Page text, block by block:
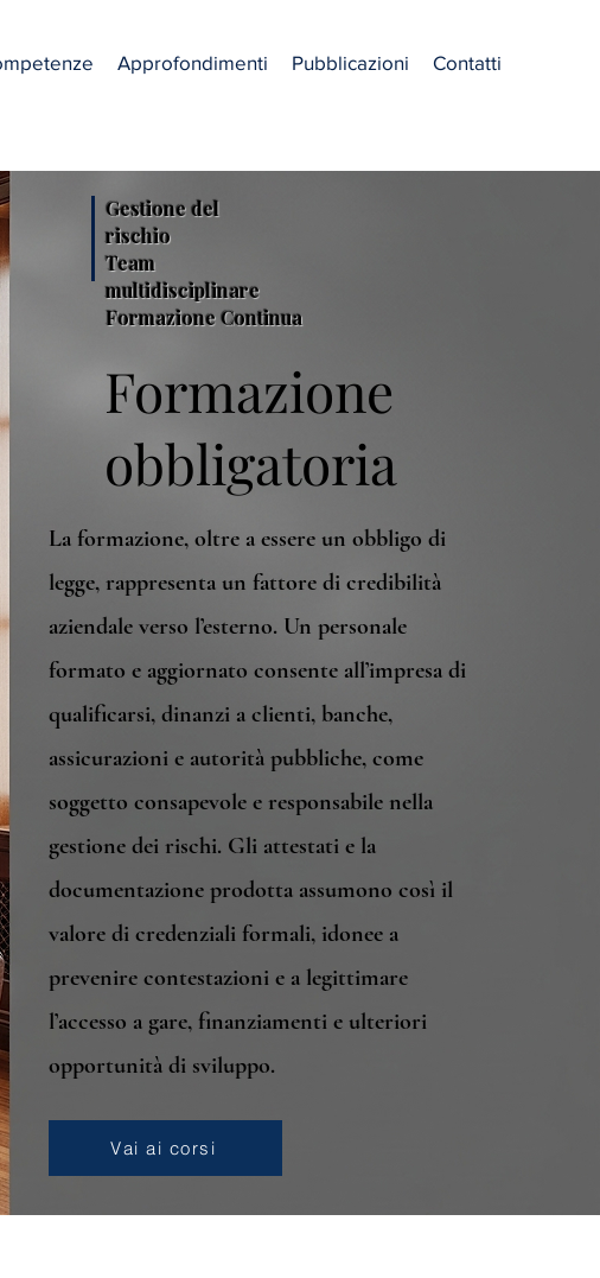
Approfondimenti Pubblicazioni Contatti
Gestione del
rischio
Team
multidisciplinare
Formazione Continua
La formazione, oltre a essere un obbligo di
legge, rappresenta un fattore di credibilità
aziendale verso l’esterno. Un personale
formato e aggiornato consente all’impresa di
qualificarsi, dinanzi a clienti, banche,
assicurazioni e autorità pubbliche, come
soggetto consapevole e responsabile nella
gestione dei rischi. Gli attestati e la
documentazione prodotta assumono così il
valore di credenziali formali, idonee a
prevenire contestazioni e a legittimare
l’accesso a gare, finanziamenti e ulteriori
opportunità di sviluppo.
Vai ai corsi
Formazione
obbligatoria